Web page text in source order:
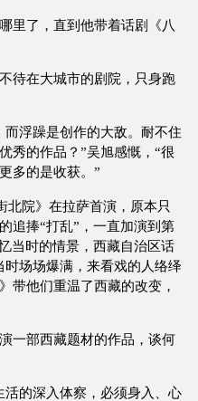
里了，直到他带着话剧《八
待在大城市的剧院，只身跑
浮躁是创作的大敌。耐不住
秀的作品？”吴旭感慨，“很
多的是收获。”
北院》在拉萨首演，原本只
追捧“打乱”，一直加演到第
当时的情景，西藏自治区话
场场爆满，来看戏的人络绎
带他们重温了西藏的改变，
一部西藏题材的作品，谈何
的深入体察，必须身入、心